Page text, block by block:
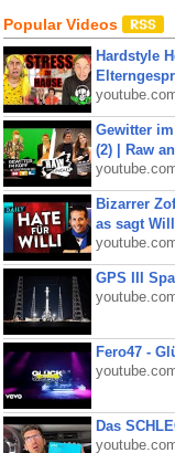
Popular Videos
Hardstyle
Gewitter
(2) | Raw
Bizarrer
as sagt
GPS III
Fero47 -
Das